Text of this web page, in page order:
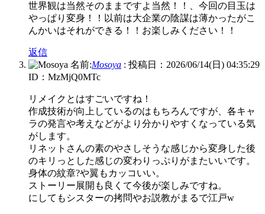
世界観は当然そのままですよ当然！！、今回の目玉は
やっぱり変身！！以前は大企業の陰謀は薄かったがこ
んかいはそれができる！！お楽しみください！！
返信
名前:Mosoya : 投稿日：2026/06/14(日) 04:35:29
ID：MzMjQ0MTc
リメイクとはすごいですね！
作成技術が向上しているのはもちろんですが、各キャ
ラの発言や考えなどがより分かりやすくなっている気
がします。
リネットさんの素のやさしそうな感じから変身した後
のキリっとした感じの変わりっぷりがまたいいです。
身体の紋章?や翼もカッコいい。
ストーリー展開も良くて今後が楽しみですね。
にしてもシスターの拷問やお説教がまるで江戸w